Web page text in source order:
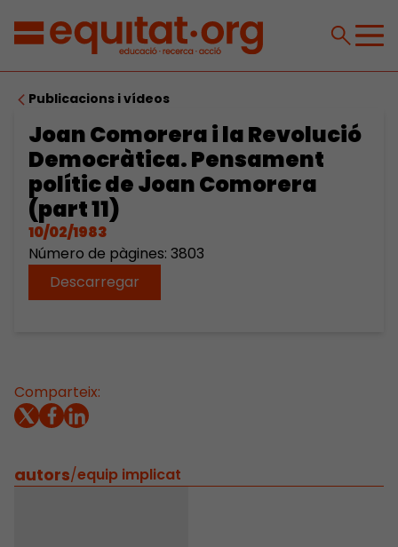
Publicacions i vídeos
Joan Comorera i la Revolució
Democràtica. Pensament
polític de Joan Comorera
(part 11)
10/02/1983
Número de pàgines: 3803
Descarregar
Comparteix:
autors/equip implicat